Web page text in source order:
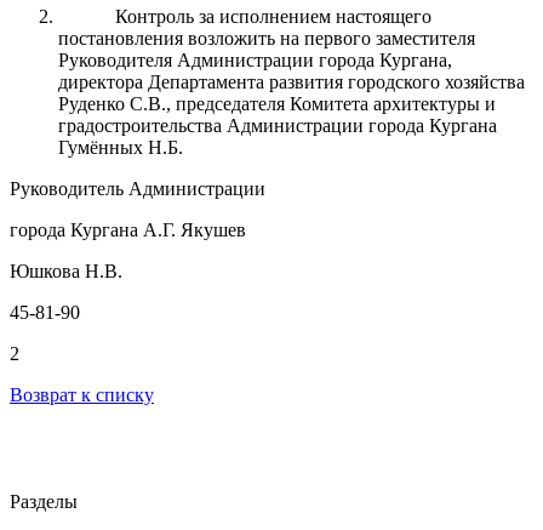
Контроль за исполнением настоящего
постановления возложить на первого заместителя
Руководителя Администрации города Кургана,
директора Департамента развития городского хозяйства
Руденко С.В., председателя Комитета архитектуры и
градостроительства Администрации города Кургана
Гумённых Н.Б.
Руководитель Администрации
города Кургана А.Г. Якушев
Юшкова Н.В.
45-81-90
2
Возврат к списку
Разделы